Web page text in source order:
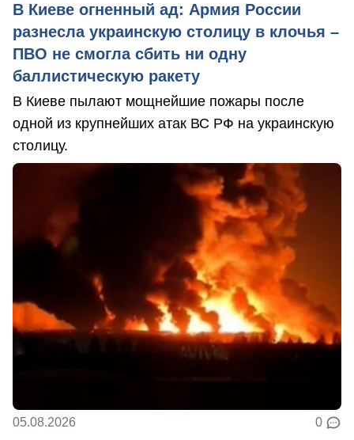
В Киеве огненный ад: Армия России
разнесла украинскую столицу в клочья –
ПВО не смогла сбить ни одну
баллистическую ракету
В Киеве пылают мощнейшие пожары после
одной из крупнейших атак ВС РФ на украинскую
столицу.
05.08.2026 0